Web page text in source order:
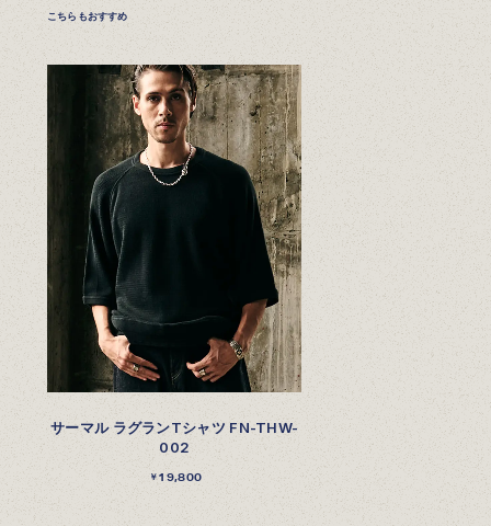
こちらもおすすめ
サーマル ラグランTシャツ FN-THW-
002
￥19,800